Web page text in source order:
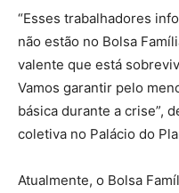
“Esses trabalhadores
não estão no Bolsa
valente que está
Vamos garantir pelo
básica durante a crise”,
coletiva no Palácio do
Atualmente, o Bolsa